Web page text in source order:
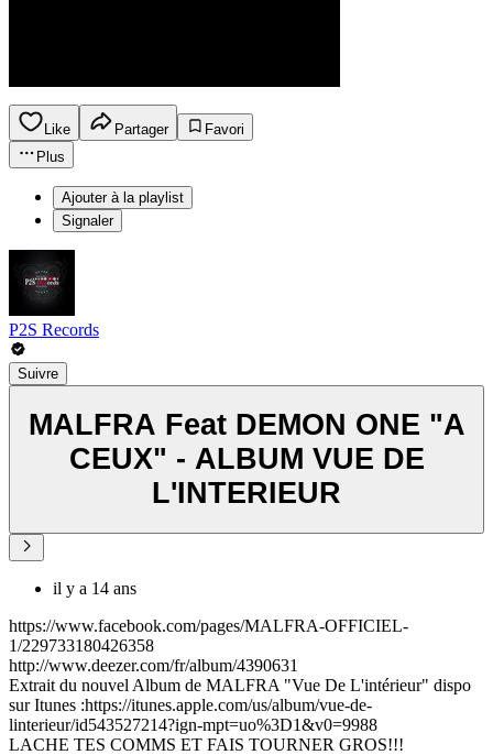
Like Partager
Favori
Plus
Ajouter à la playlist
Signaler
P2S Records
Suivre
MALFRA Feat DEMON ONE "A
CEUX" - ALBUM VUE DE
L'INTERIEUR
il y a 14 ans
https://www.facebook.com/pages/MALFRA-OFFICIEL-
1/229733180426358
http://www.deezer.com/fr/album/4390631
Extrait du nouvel Album de MALFRA "Vue De L'intérieur" dispo
sur Itunes :https://itunes.apple.com/us/album/vue-de-
linterieur/id543527214?ign-mpt=uo%3D1&v0=9988
LACHE TES COMMS ET FAIS TOURNER GROS!!!